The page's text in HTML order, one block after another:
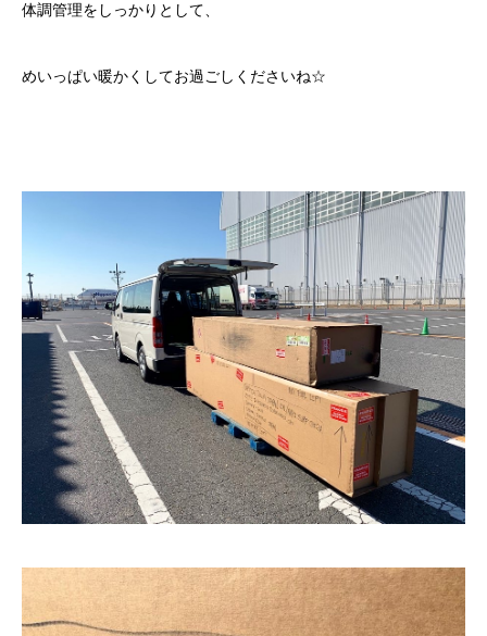
体調管理をしっかりとして、
めいっぱい暖かくしてお過ごしくださいね☆